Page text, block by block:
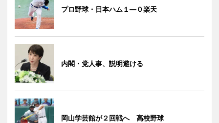
プロ野球・日本ハム１―０楽天
内閣・党人事、説明避ける
岡山学芸館が２回戦へ 高校野球